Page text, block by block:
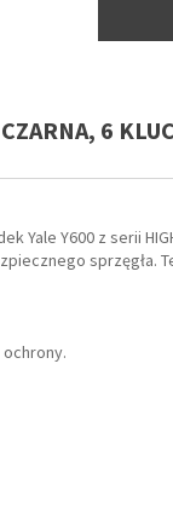
6
Y600 z serii
sprzęgła.